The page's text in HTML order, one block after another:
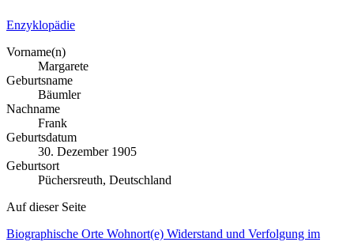
Enzyklopädie
Vorname(n)
Margarete
Geburtsname
Bäumler
Nachname
Frank
Geburtsdatum
30. Dezember 1905
Geburtsort
Püchersreuth, Deutschland
Auf dieser Seite
Biographische Orte Wohnort(e) Widerstand und Verfolgung im